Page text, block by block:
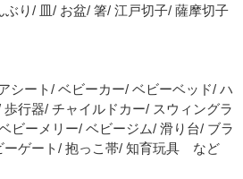
ぶり/ 皿/ お盆/ 箸/ 江戸切子/ 薩摩切子
シート/ ベビーカー/ ベビーベッド/ ハ
行器/ チャイルドカー/ スウィングラ
ビーメリー/ ベビージム/ 滑り台/ ブラ
ーゲート/ 抱っこ帯/ 知育玩具 など